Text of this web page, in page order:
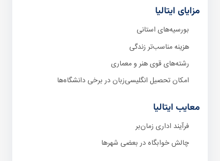
مزایای ایتالیا
بورسیه‌های استانی
هزینه مناسب‌تر زندگی
رشته‌های قوی هنر و معماری
امکان تحصیل انگلیسی‌زبان در برخی دانشگاه‌ها
معایب ایتالیا
فرآیند اداری زمان‌بر
چالش خوابگاه در بعضی شهرها